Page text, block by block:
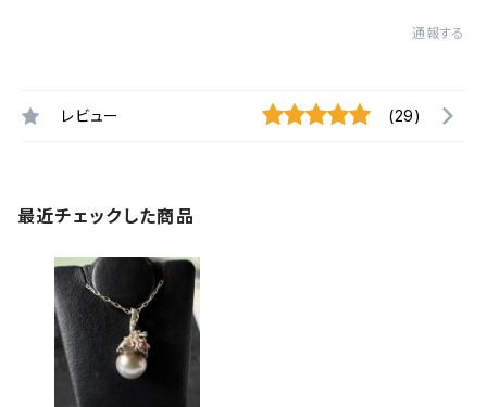
通報する
レビュー (29)
最近チェックした商品